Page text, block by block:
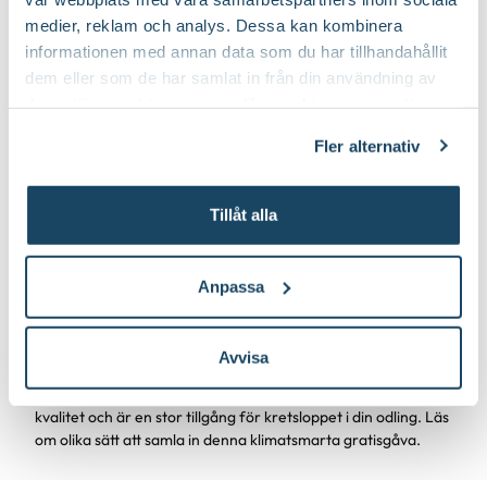
medier, reklam och analys. Dessa kan kombinera
informationen med annan data som du har tillhandahållit
dem eller som de har samlat in från din användning av
Fler alternativ
Tillåt alla
Anpassa
Avvisa
Bästa tipsen för att samla regnvatten
Regnvatten är en naturlig, fantastisk resurs. Det håller hög
kvalitet och är en stor tillgång för kretsloppet i din odling. Läs
om olika sätt att samla in denna klimatsmarta gratisgåva.